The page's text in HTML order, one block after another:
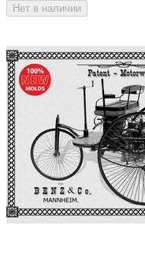
Нет в наличии